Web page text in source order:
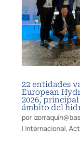
22 entidades
European
2026,
ámbito del
por
| Internacional,